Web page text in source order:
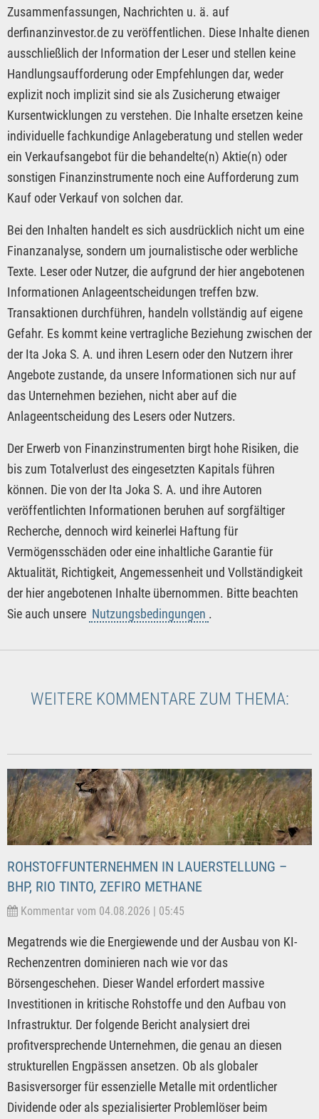
Zusammenfassungen, Nachrichten u. ä. auf
derfinanzinvestor.de zu veröffentlichen. Diese Inhalte dienen
ausschließlich der Information der Leser und stellen keine
Handlungsaufforderung oder Empfehlungen dar, weder
explizit noch implizit sind sie als Zusicherung etwaiger
Kursentwicklungen zu verstehen. Die Inhalte ersetzen keine
individuelle fachkundige Anlageberatung und stellen weder
ein Verkaufsangebot für die behandelte(n) Aktie(n) oder
sonstigen Finanzinstrumente noch eine Aufforderung zum
Kauf oder Verkauf von solchen dar.
Bei den Inhalten handelt es sich ausdrücklich nicht um eine
Finanzanalyse, sondern um journalistische oder werbliche
Texte. Leser oder Nutzer, die aufgrund der hier angebotenen
Informationen Anlageentscheidungen treffen bzw.
Transaktionen durchführen, handeln vollständig auf eigene
Gefahr. Es kommt keine vertragliche Beziehung zwischen der
der Ita Joka S. A. und ihren Lesern oder den Nutzern ihrer
Angebote zustande, da unsere Informationen sich nur auf
das Unternehmen beziehen, nicht aber auf die
Anlageentscheidung des Lesers oder Nutzers.
Der Erwerb von Finanzinstrumenten birgt hohe Risiken, die
bis zum Totalverlust des eingesetzten Kapitals führen
können. Die von der Ita Joka S. A. und ihre Autoren
veröffentlichten Informationen beruhen auf sorgfältiger
Recherche, dennoch wird keinerlei Haftung für
Vermögensschäden oder eine inhaltliche Garantie für
Aktualität, Richtigkeit, Angemessenheit und Vollständigkeit
der hier angebotenen Inhalte übernommen. Bitte beachten
Sie auch unsere Nutzungsbedingungen .
WEITERE KOMMENTARE ZUM THEMA:
ROHSTOFFUNTERNEHMEN IN LAUERSTELLUNG –
BHP, RIO TINTO, ZEFIRO METHANE
Kommentar vom 04.08.2026 | 05:45
Megatrends wie die Energiewende und der Ausbau von KI-
Rechenzentren dominieren nach wie vor das
Börsengeschehen. Dieser Wandel erfordert massive
Investitionen in kritische Rohstoffe und den Aufbau von
Infrastruktur. Der folgende Bericht analysiert drei
profitversprechende Unternehmen, die genau an diesen
strukturellen Engpässen ansetzen. Ob als globaler
Basisversorger für essenzielle Metalle mit ordentlicher
Dividende oder als spezialisierter Problemlöser beim